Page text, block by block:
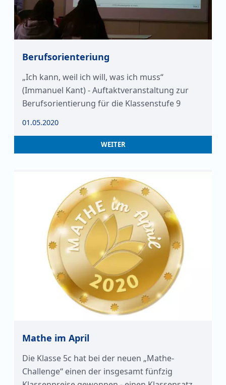
Berufsorienteriung
„Ich kann, weil ich will, was ich muss“
(Immanuel Kant) - Auftaktveranstaltung zur
Berufsorientierung für die Klassenstufe 9
01.05.2020
WEITER
Mathe im April
Die Klasse 5c hat bei der neuen „Mathe-
Challenge“ einen der insgesamt fünfzig